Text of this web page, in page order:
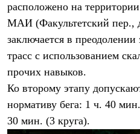
Комбинезоны
Куртки
Брюки
Утепленная синтетикой
Комбинезоны
Куртки
Брюки
Лёгкая одежда
Футболки
Толстовки
Брюки
расположено на территории
МАИ (Факультетский пер.,
заключается в
трасс с использованием
прочих навыков.
Ко второму этапу
нормативу бега: 1 ч. 40
30 мин. (3 круга).